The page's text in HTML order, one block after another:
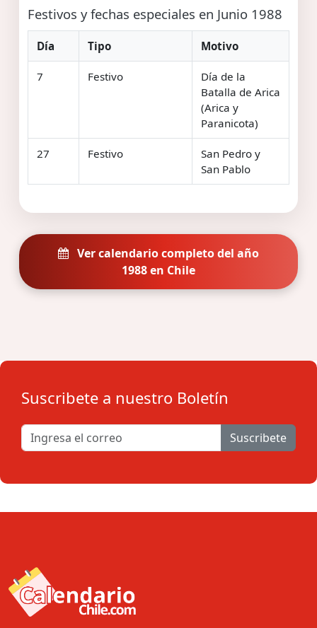
Festivos y fechas especiales en Junio 1988
Día Tipo Motivo
7 Festivo
Día de la
Batalla de Arica
(Arica y
Paranicota)
27 Festivo
San Pedro y
San Pablo
Ver calendario completo del año
1988 en Chile
Suscribete a nuestro Boletín
Suscribete